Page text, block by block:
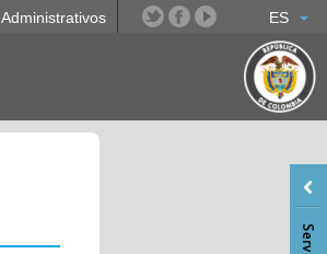
ES
Administrativos